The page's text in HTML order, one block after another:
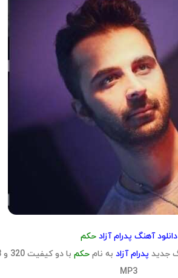
دانلود آهنگ پدرام آزاد حکم
جدید پدرام آزاد به نامحکم
MP3